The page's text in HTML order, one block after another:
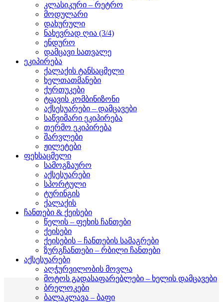
კლასიკური – რეტრო
მოდულარი
დახურული
ნახევრად ღია (3/4)
ენდურო
დამცავი სათვალე
ეკიპირება
ქალაქის ტანსაცმელი
ხელთათმანები
ქურთუკები
ტყავის კომბინიზონი
აქსესუარები – დამცავები
საწვიმარი ეკიპირება
თერმო ეკიპირება
შარვლები
ჟილეტები
ფეხსაცმელი
სამოგზაურო
აქსესუარები
სპორტული
ტურინგის
ქალაქის
ჩანთები & ქეისები
წელის – ფეხის ჩანთები
ქეისები
ქეისების – ჩანთების სამაგრები
ზურგჩანთები – რბილი ჩანთები
აქსესუარები
აღჭურვილობის მოვლა
მოტოს გადასაფარებლები – ხელის დამცავები
ბრელოკები
ბალაკლავა – ბაფი